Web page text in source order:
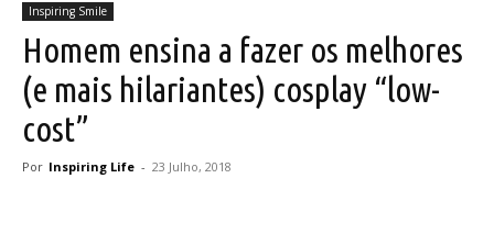
Inspiring Smile
Homem ensina a fazer os melhores
(e mais hilariantes) cosplay “low-
cost”
Por Inspiring Life - 23 Julho, 2018